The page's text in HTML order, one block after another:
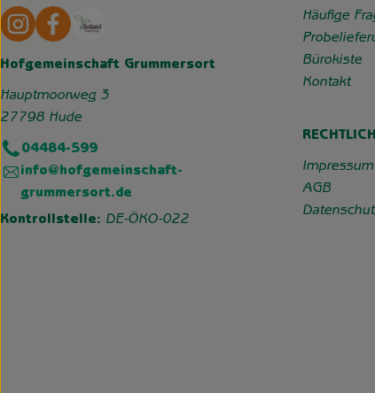
Externer Link zu https://www.instagram.com/
Externer Link zu https://wp.solawi-
Hofgemeinschaft Grummersort
Hauptmoorweg 3
27798 Hude
04484-599
info@hofgemeinschaft-
grummersort.de
Kontrollstelle: DE-ÖKO-022
Häufige
Bürokiste
Kontakt
Impressum
AGB